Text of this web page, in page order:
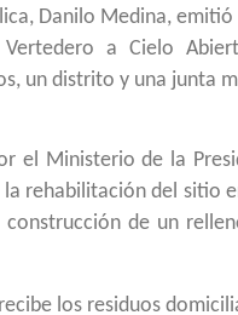
Danilo Medina,
a Cielo
un distrito y una junta
el Ministerio de la
rehabilitación del sitio
de un
los residuos